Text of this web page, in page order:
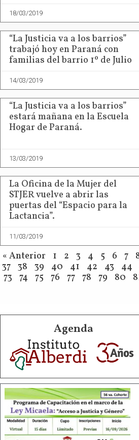
18/03/2019
“La Justicia va a los barrios”
trabajó hoy en Paraná con
familias del barrio 1º de Julio
14/03/2019
“La Justicia va a los barrios”
estará mañana en la Escuela
Hogar de Paraná.
13/03/2019
La Oficina de la Mujer del
STJER vuelve a abrir las
puertas del “Espacio para la
Lactancia”.
11/03/2019
« Anterior 1 2 3 4 5 6 7
37 38 39 40 41 42 43 44
73 74 75 76 77 78 79 80
Agenda